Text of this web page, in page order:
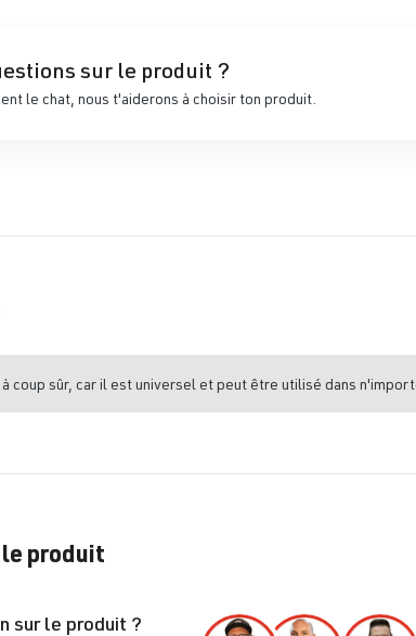
sur le produit ?
le chat, nous t'aiderons à choisir ton produit.
coup sûr, car il est universel et peut être utilisé dans
produit
sur le produit ?